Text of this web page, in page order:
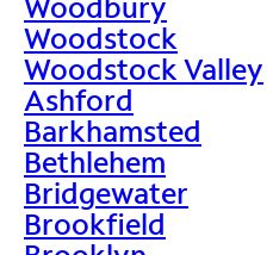
Woodstock
Woodstock Valley
Ashford
Barkhamsted
Bethlehem
Bridgewater
Brookfield